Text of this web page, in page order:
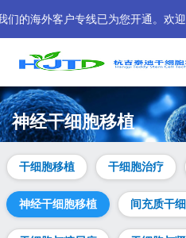
客户专线已为您开通。欢迎直接
神经干细胞移植
干细胞移植 干细胞治疗
神经干细胞移植 间充质干